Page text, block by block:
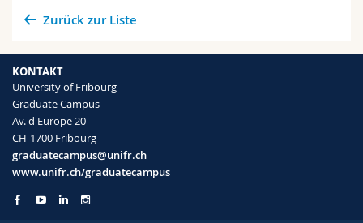
Zurück zur Liste
KONTAKT
University of Fribourg
Graduate Campus
Av. d'Europe 20
CH-1700 Fribourg
graduatecampus@unifr.ch
www.unifr.ch/graduatecampus